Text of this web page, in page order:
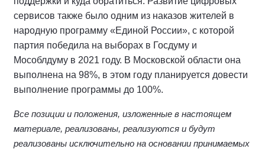
сервисов также было одним из наказов жителей в
народную программу «Единой России», с которой
партия победила на выборах в Госдуму и
Мособлдуму в 2021 году. В Московской области она
выполнена на 98%, в этом году планируется довести
выполнение программы до 100%.
Все позиции и положения, изложенные в настоящем
материале, реализованы, реализуются и будут
реализованы исключительно на основании принимаемых